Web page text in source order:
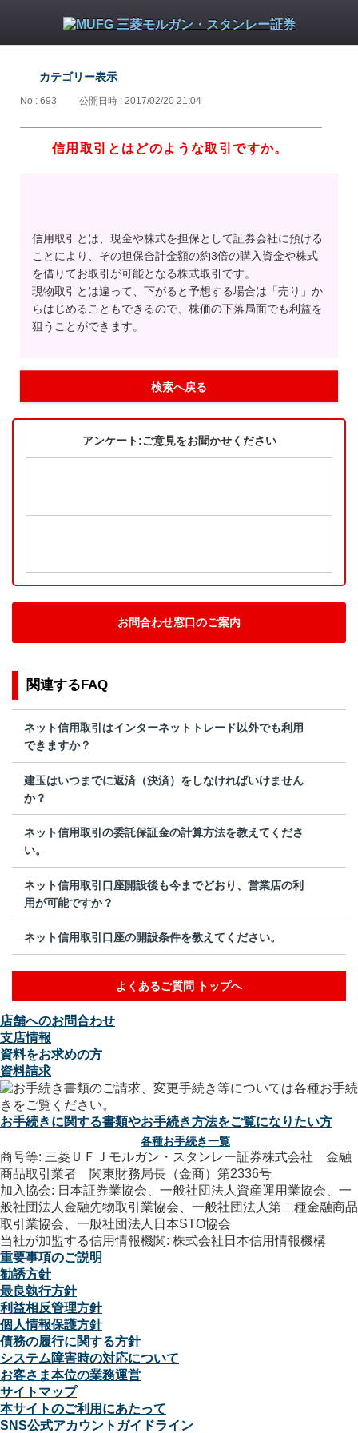
カテゴリー表示
No : 693 公開日時 : 2017/02/20 21:04
信用取引とはどのような取引ですか。
信用取引とは、現金や株式を担保として証券会社に預ける
ことにより、その担保合計金額の約3倍の購入資金や株式
を借りてお取引が可能となる株式取引です。
現物取引とは違って、下がると予想する場合は「売り」か
らはじめることもできるので、株価の下落局面でも利益を
狙うことができます。
検索へ戻る
アンケート:ご意見をお聞かせください
お問合わせ窓口のご案内
関連するFAQ
ネット信用取引はインターネットトレード以外でも利用
できますか？
建玉はいつまでに返済（決済）をしなければいけません
か？
ネット信用取引の委託保証金の計算方法を教えてくださ
い。
ネット信用取引口座開設後も今までどおり、営業店の利
用が可能ですか？
ネット信用取引口座の開設条件を教えてください。
よくあるご質問 トップへ
店舗へのお問合わせ
支店情報
資料をお求めの方
資料請求
お手続きに関する書類やお手続き方法をご覧になりたい方
各種お手続き一覧
商号等: 三菱ＵＦＪモルガン・スタンレー証券株式会社 金融
商品取引業者 関東財務局長（金商）第2336号
加入協会: 日本証券業協会、一般社団法人資産運用業協会、一
般社団法人金融先物取引業協会、一般社団法人第二種金融商品
取引業協会、一般社団法人日本STO協会
当社が加盟する信用情報機関: 株式会社日本信用情報機構
重要事項のご説明
勧誘方針
最良執行方針
利益相反管理方針
個人情報保護方針
債務の履行に関する方針
システム障害時の対応について
お客さま本位の業務運営
サイトマップ
本サイトのご利用にあたって
SNS公式アカウントガイドライン